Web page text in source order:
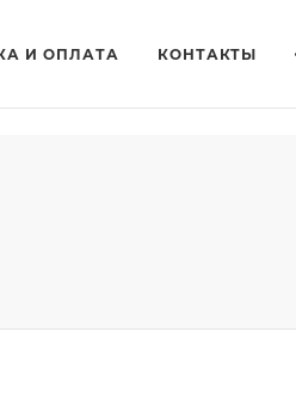
И ОПЛАТА КОНТАКТЫ